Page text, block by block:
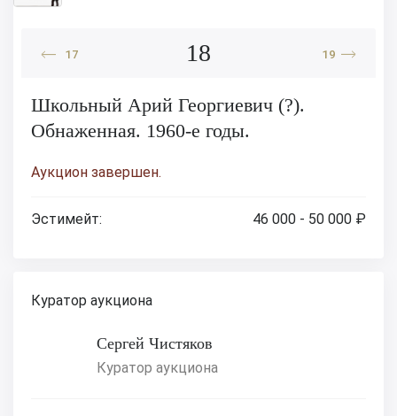
17 18 19
Школьный Арий Георгиевич (?).
Обнаженная. 1960-е годы.
Аукцион завершен.
Эстимейт: 46 000 - 50 000 ₽
Куратор аукциона
Сергей Чистяков
Куратор аукциона